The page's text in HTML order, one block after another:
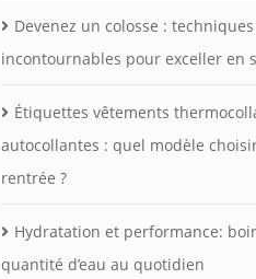
Devenez un colosse :
incontournables pour exceller en
Étiquettes vêtements
autocollantes : quel modèle
rentrée ?
Hydratation et performance:
quantité d’eau au quotidien